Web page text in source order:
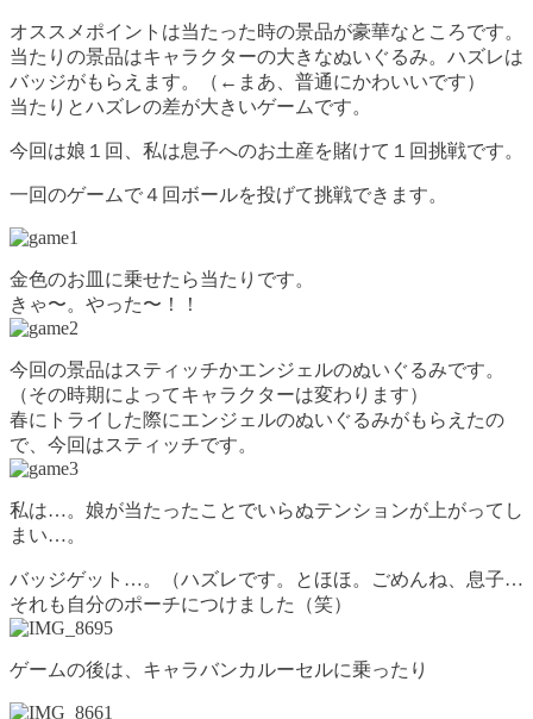
オススメポイントは当たった時の景品が豪華なところです。
当たりの景品はキャラクターの大きなぬいぐるみ。ハズレは
バッジがもらえます。（←まあ、普通にかわいいです）
当たりとハズレの差が大きいゲームです。
今回は娘１回、私は息子へのお土産を賭けて１回挑戦です。
一回のゲームで４回ボールを投げて挑戦できます。
金色のお皿に乗せたら当たりです。
きゃ〜。やった〜！！
今回の景品はスティッチかエンジェルのぬいぐるみです。
（その時期によってキャラクターは変わります）
春にトライした際にエンジェルのぬいぐるみがもらえたの
で、今回はスティッチです。
私は…。娘が当たったことでいらぬテンションが上がってし
まい…。
バッジゲット…。（ハズレです。とほほ。ごめんね、息子…
それも自分のポーチにつけました（笑）
ゲームの後は、キャラバンカルーセルに乗ったり